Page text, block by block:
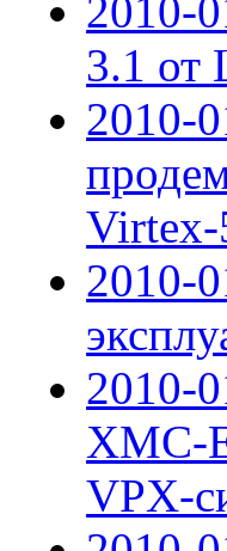
2010-
3.1 от
2010-
Virtex-
2010-
2010-
XMC-
VPX-